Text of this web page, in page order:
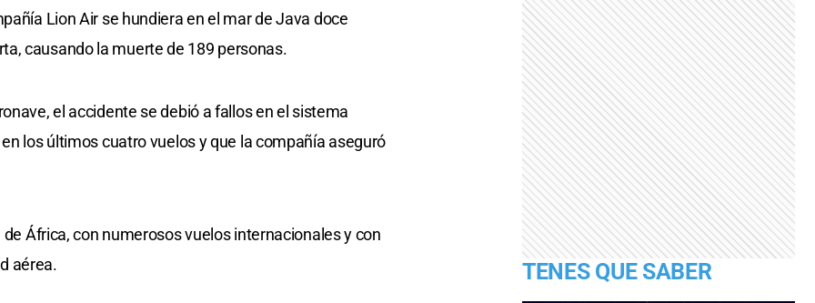
Lion Air se hundiera en el mar de Java doce
causando la muerte de 189 personas.
el accidente se debió a fallos en el sistema
los últimos cuatro vuelos y que la compañía aseguró
África, con numerosos vuelos internacionales y con
aérea.
TENES QUE SABER